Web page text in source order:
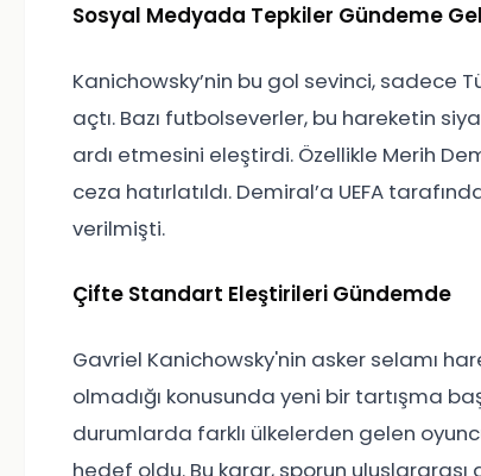
Sosyal Medyada Tepkiler Gündeme
Kanichowsky’nin bu gol sevinci, sadece
açtı. Bazı futbolseverler, bu hareketin
ardı etmesini eleştirdi. Özellikle Merih
ceza hatırlatıldı. Demiral’a UEFA
verilmişti.
Çifte Standart Eleştirileri Gündemde
Gavriel Kanichowsky'nin asker selamı
olmadığı konusunda yeni bir tartışma
durumlarda farklı ülkelerden gelen